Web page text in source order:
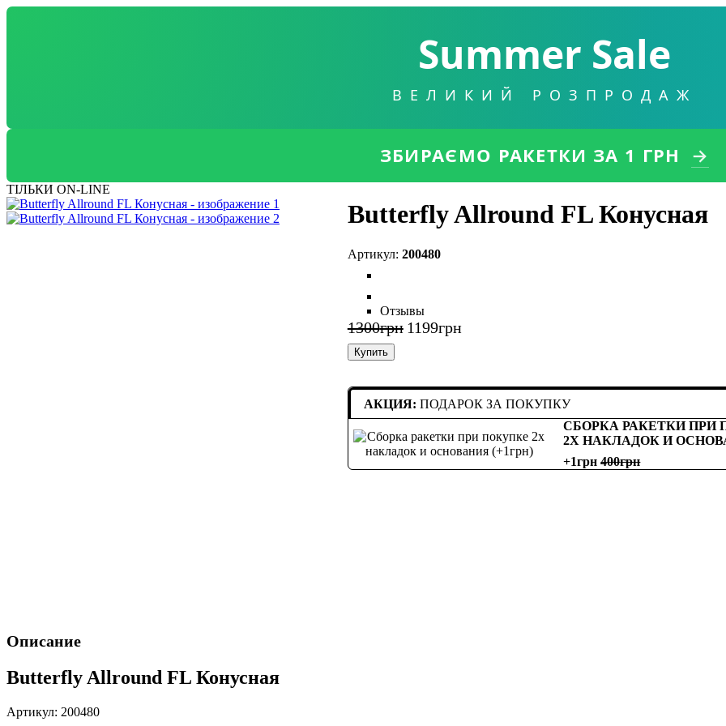
Summer Sale
ВЕЛИКИЙ РОЗПРОДАЖ
ЗБИРАЄМО РАКЕТКИ ЗА 1 ГРН →
ТІЛЬКИ ON-LINE
Butterfly Allround FL Конусная
200480
Отзывы
1300грн 1199грн
Купить
АКЦИЯ: ПОДАРОК ЗА ПОКУПКУ
СБОРКА РАКЕТКИ ПРИ
2Х НАКЛАДОК И
+1грн 400
Описание
Butterfly Allround FL Конусная
Артикул: 200480